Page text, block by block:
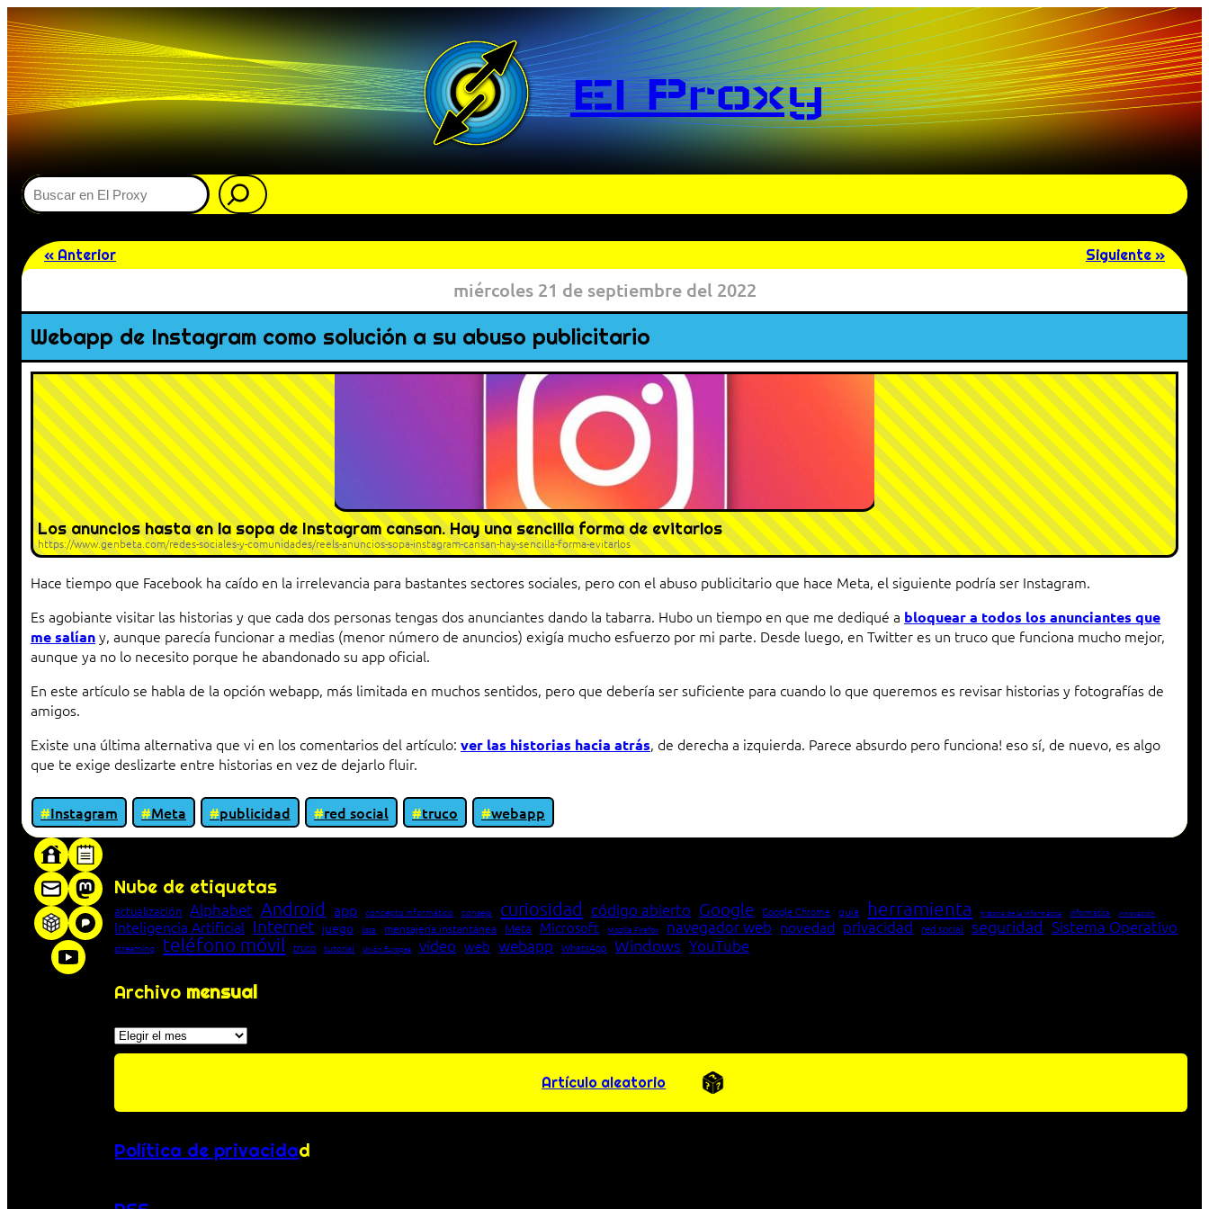
El Proxy
Buscar
« Anterior Siguiente »
miércoles 21 de septiembre del 2022
Webapp de Instagram como solución a su abuso publicitario
Los anuncios hasta en la sopa de Instagram cansan. Hay una sencilla forma de evitarlos
https://www.genbeta.com/redes-sociales-y-comunidades/reels-anuncios-sopa-instagram-cansan-hay-sencilla-forma-evitarlos
Hace tiempo que Facebook ha caído en la irrelevancia para bastantes sectores sociales, pero con el abuso publicitario que hace Meta, el siguiente podría ser Instagram.
Es agobiante visitar las historias y que cada dos personas tengas dos anunciantes dando la tabarra. Hubo un tiempo en que me dediqué a bloquear a todos los anunciantes que
me salíany, aunque parecía funcionar a medias (menor número de anuncios) exigía mucho esfuerzo por mi parte. Desde luego, en Twitter es un truco que funciona mucho mejor,
aunque ya no lo necesito porque he abandonado su app oficial.
En este artículo se habla de la opción webapp, más limitada en muchos sentidos, pero que debería ser suficiente para cuando lo que queremos es revisar historias y fotografías de
amigos.
Existe una última alternativa que vi en los comentarios del artículo: ver las historias hacia atrás, de derecha a izquierda. Parece absurdo pero funciona! eso sí, de nuevo, es algo
que te exige deslizarte entre historias en vez de dejarlo fluir.
Instagram Meta publicidad red social truco
webapp
Nube de etiquetas
actualización Alphabet Android app concepto informático consejo curiosidad código abierto Google Google Chrome guía herramienta historia de la Informática Informática innovación
Inteligencia Artificial Internet juego lista mensajería instantánea Meta Microsoft Mozilla Firefox navegador web novedad privacidad red social seguridad Sistema Operativo
streaming teléfono móvil truco tutorial Unión Europea vídeo web webapp WhatsApp Windows YouTube
Archivo mensual
Archivos
Artículo aleatorio
Política de privacidad